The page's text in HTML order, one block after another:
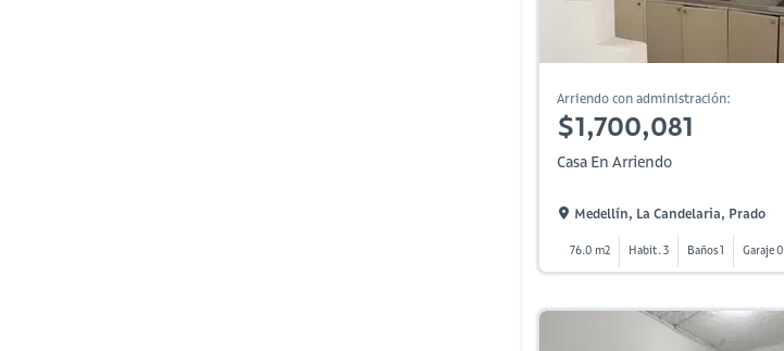
Arriendo con administración:
$1,700,081
Casa En Arriendo
Medellín, La Candelaria, Prado
76.0 m2 Habit. 3 Baños 1 Garaje 0